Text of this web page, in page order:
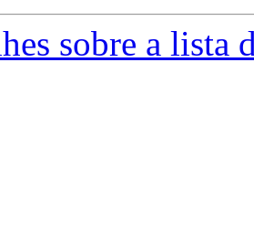
sobre a lista